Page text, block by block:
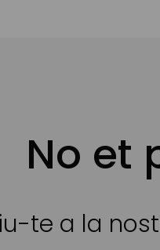
No et
te a la